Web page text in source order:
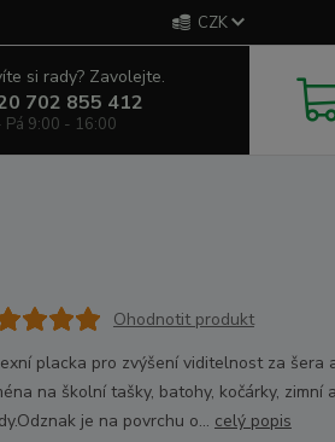
CZK
si rady? Zavolejte.
702 855 412
Pá 9:00 - 16:00
Ohodnotit produkt
placka pro zvýšení viditelnost za šera
na školní tašky, batohy, kočárky, zimní
je na povrchu o... celý popis